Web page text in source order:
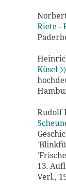
Riete -
Küsel 〉〉
Rudolf
13.
Verl.,